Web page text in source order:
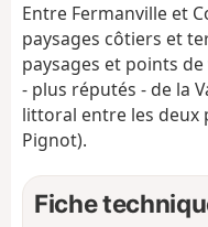
Entre Fermanville et
paysages côtiers et
paysages et points
- plus réputés - de la
littoral entre les deux
Pignot).
Fiche